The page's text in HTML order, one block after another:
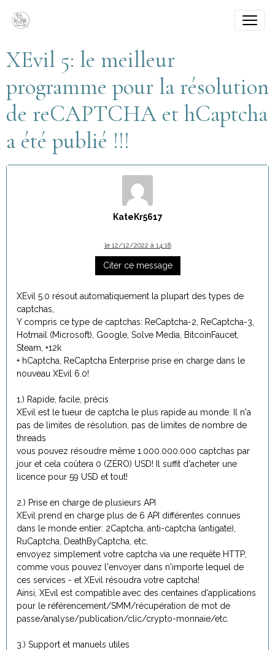
XEvil 5: le meilleur
programme pour la résolution
de reCAPTCHA et hCaptcha
a été publié !!!
KateKr5617
le 12/12/2022 à 14:18
Citer ce message
XEvil 5.0 résout automatiquement la plupart des types de
captchas,
Y compris ce type de captchas: ReCaptcha-2, ReCaptcha-3,
Hotmail (Microsoft), Google, Solve Media, BitcoinFaucet,
Steam, +12k
+ hCaptcha, ReCaptcha Enterprise prise en charge dans le
nouveau XEvil 6.0!
1.) Rapide, facile, précis
XEvil est le tueur de captcha le plus rapide au monde. Il n'a
pas de limites de résolution, pas de limites de nombre de
threads
vous pouvez résoudre même 1.000.000.000 captchas par
jour et cela coûtera 0 (ZÉRO) USD! Il suffit d'acheter une
licence pour 59 USD et tout!
2.) Prise en charge de plusieurs API
XEvil prend en charge plus de 6 API différentes connues
dans le monde entier: 2Captcha, anti-captcha (antigate),
RuCaptcha, DeathByCaptcha, etc.
envoyez simplement votre captcha via une requête HTTP,
comme vous pouvez l'envoyer dans n'importe lequel de
ces services - et XEvil résoudra votre captcha!
Ainsi, XEvil est compatible avec des centaines d'applications
pour le référencement/SMM/récupération de mot de
passe/analyse/publication/clic/crypto-monnaie/etc.
3.) Support et manuels utiles